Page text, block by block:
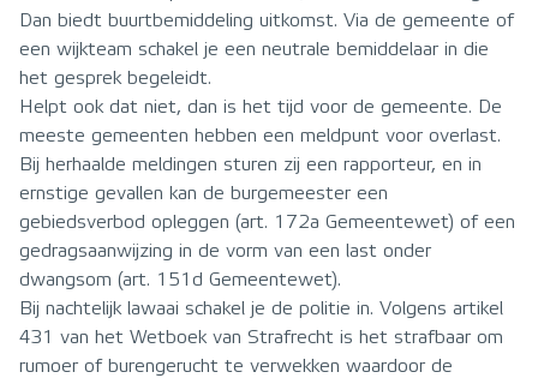
Dan biedt buurtbemiddeling uitkomst. Via de gemeente of
een wijkteam schakel je een neutrale bemiddelaar in die
het gesprek begeleidt.
Helpt ook dat niet, dan is het tijd voor de gemeente. De
meeste gemeenten hebben een meldpunt voor overlast.
Bij herhaalde meldingen sturen zij een rapporteur, en in
ernstige gevallen kan de burgemeester een
gebiedsverbod opleggen (art. 172a Gemeentewet) of een
gedragsaanwijzing in de vorm van een last onder
dwangsom (art. 151d Gemeentewet).
Bij nachtelijk lawaai schakel je de politie in. Volgens artikel
431 van het Wetboek van Strafrecht is het strafbaar om
rumoer of burengerucht te verwekken waardoor de